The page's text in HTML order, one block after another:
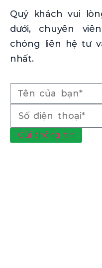
Quý khách vui
dưới, chuyên
chóng liên hệ tư
nhất.
Gửi thông tin